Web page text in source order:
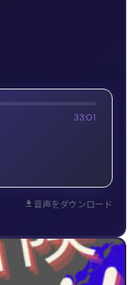
33:01
音声をダウンロード